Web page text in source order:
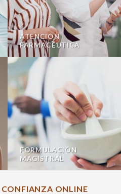
ATENCIÓN
FARMACÉUTICA
FORMULACIÓN
MAGISTRAL
ONLINE